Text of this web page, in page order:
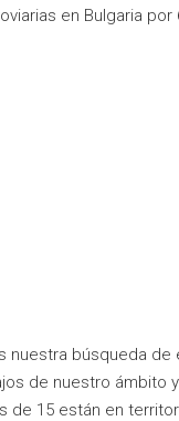
en Bulgaria por
búsqueda de
de nuestro ámbito
15 están en